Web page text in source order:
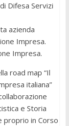
Difesa Servizi
azienda
Impresa.
Impresa.
road map “Il
italiana”
e Storia
proprio in Corso